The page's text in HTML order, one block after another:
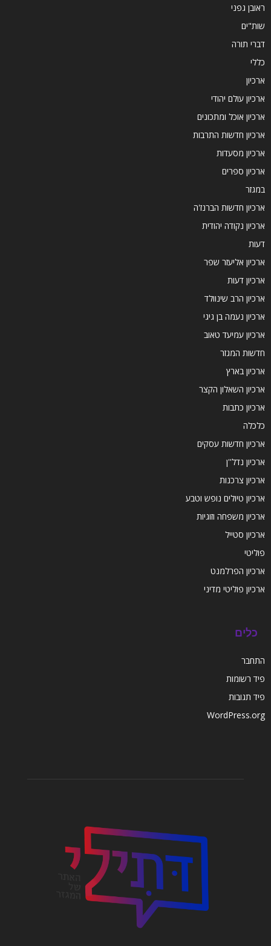
ראובן גפני
שות"ים
דברי תורה
כללי
ארכיון
ארכיון עולם יהודי
ארכיון אוכל ומתכונים
ארכיון חדשות התרבות
ארכיון מסעדות
ארכיון ספרים
במגזר
ארכיון חדשות הברנז'ה
ארכיון נקודה יהודית
דעות
ארכיון אליעזר שפר
ארכיון דעות
ארכיון הרב שינוולד
ארכיון נעמה בן גיגי
ארכיון עמיעד טאוב
חדשות המגזר
ארכיון בארץ
ארכיון השאלון הקצר
ארכיון כתבות
כלכלה
ארכיון חדשות עסקים
ארכיון נדל''ן
ארכיון צרכנות
ארכיון טיולים נופש וטבע
ארכיון משפחה וזוגיות
ארכיון סטייל
פוליטי
ארכיון הפרלמנט
ארכיון פוליטי מדיני
כלים
התחבר
פיד רשומות
פיד תגובות
WordPress.org